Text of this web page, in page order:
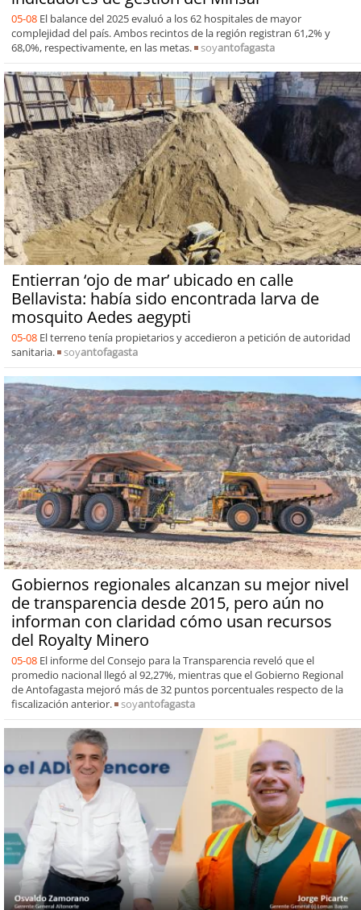
05-08 El balance del 2025 evaluó a los 62 hospitales de mayor
complejidad del país. Ambos recintos de la región registran 61,2% y
68,0%, respectivamente, en las metas.
soyantofagasta
Entierran ‘ojo de mar’ ubicado en calle
Bellavista: había sido encontrada larva de
mosquito Aedes aegypti
05-08 El terreno tenía propietarios y accedieron a petición de autoridad
sanitaria.
soyantofagasta
Gobiernos regionales alcanzan su mejor nivel
de transparencia desde 2015, pero aún no
informan con claridad cómo usan recursos
del Royalty Minero
05-08 El informe del Consejo para la Transparencia reveló que el
promedio nacional llegó al 92,27%, mientras que el Gobierno Regional
de Antofagasta mejoró más de 32 puntos porcentuales respecto de la
fiscalización anterior.
soyantofagasta